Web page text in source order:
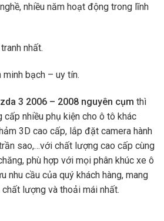
nhiều năm hoạt động trong lĩnh
nhất.
minh bạch – uy tín.
3 2006 – 2008 nguyên cụm thì
cấp nhiều phụ kiện cho ô tô khác
3D cao cấp, lắp đặt camera hành
sao,…với chất lượng cao cấp cùng
phù hợp với mọi phân khúc xe ô
nhu cầu của quý khách hàng, mang
lượng và thoải mái nhất.